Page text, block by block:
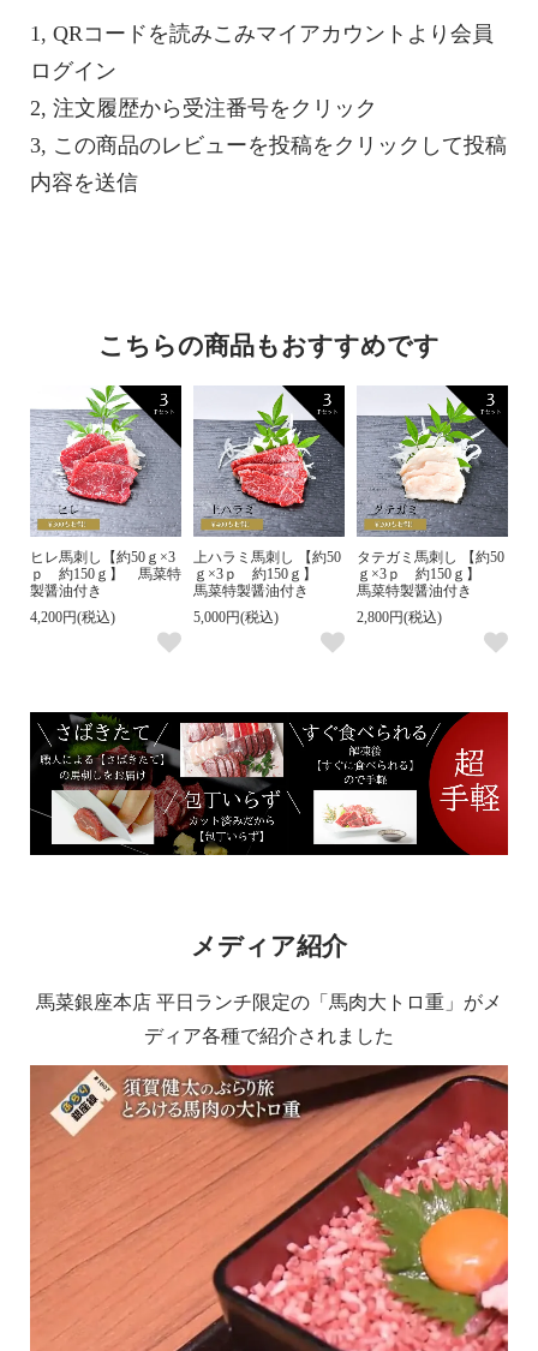
1, QRコードを読みこみマイアカウントより会員
ログイン
2, 注文履歴から受注番号をクリック
3, この商品のレビューを投稿をクリックして投稿
内容を送信
こちらの商品もおすすめです
ヒレ馬刺し【約50ｇ×3
ｐ 約150ｇ】 馬菜特
製醤油付き
4,200円(税込)
上ハラミ馬刺し 【約50
ｇ×3ｐ 約150ｇ】
馬菜特製醤油付き
5,000円(税込)
タテガミ馬刺し 【約50
ｇ×3ｐ 約150ｇ】
馬菜特製醤油付き
2,800円(税込)
メディア紹介
馬菜銀座本店 平日ランチ限定の「馬肉大トロ重」がメ
ディア各種で紹介されました